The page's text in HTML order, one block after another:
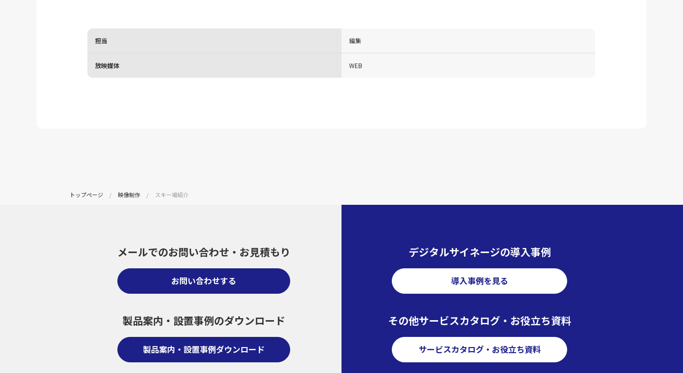
担当 編集
放映媒体 WEB
トップページ 映像制作 スキー場紹介
メールでのお問い合わせ・ お見積もり
お問い合わせする
製品案内・設置事例のダウンロード
製品案内・設置事例ダウンロード
デジタルサイネージの導入事例
導入事例を見る
その他サービスカタログ・お役立ち資料
サービスカタログ・お役立ち資料